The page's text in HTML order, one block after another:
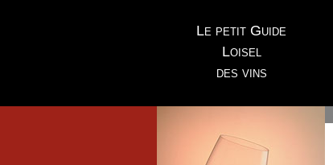
Le petit Guide
Loisel
des vins